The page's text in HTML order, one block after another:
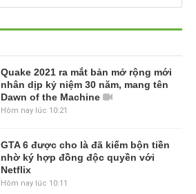
Quake 2021 ra mắt bản mở rộng mới
nhân dịp kỷ niệm 30 năm, mang tên
Dawn of the Machine
Hôm nay lúc 10:21
GTA 6 được cho là đã kiếm bộn tiền
nhờ ký hợp đồng độc quyền với
Netflix
Hôm nay lúc 10:11